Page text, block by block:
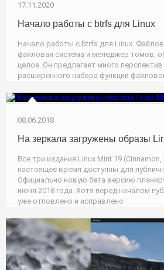
17.11.2020
Начало работы с btrfs для Linux
Начало работы с btrfs для Linux.
файловая система и менеджер томов,
целое. Он предлагает много
расширенного набора функций
08.06.2018
На зеркала загружены образы
Все три издания Linux Mint 19 (Cinnamon,
настоящее время доступны для
Официально новую бета версию
июня 2018 года. Хотя перед началом
уже отловлено и исправлено